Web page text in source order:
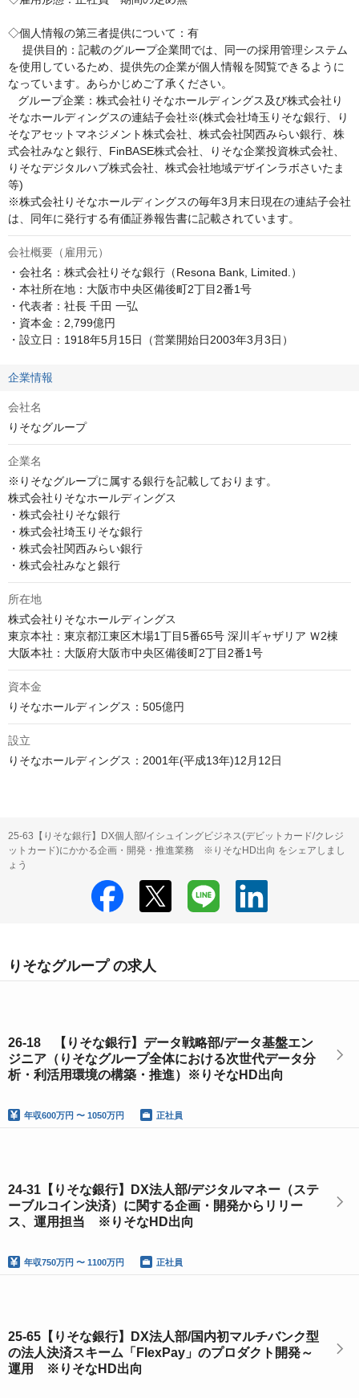
◇個人情報の第三者提供について：有
提供目的：記載のグループ企業間では、同一の採用管理システム
を使用しているため、提供先の企業が個人情報を閲覧できるように
なっています。あらかじめご了承ください。
そなホールディングスの連結子会社※(株式会社埼玉りそな銀行、り
そなアセットマネジメント株式会社、株式会社関西みらい銀行、株
式会社みなと銀行、FinBASE株式会社、りそな企業投資株式会社、
りそなデジタルハブ株式会社、株式会社地域デザインラボさいたま
等)
※株式会社りそなホールディングスの毎年3月末日現在の連結子会社
は、同年に発行する有価証券報告書に記載されています。
会社概要（雇用元）
・会社名：株式会社りそな銀行（Resona Bank, Limited.）
・本社所在地：大阪市中央区備後町2丁目2番1号
・代表者：社長 千田 一弘
・資本金：2,799億円
・設立日：1918年5月15日（営業開始日2003年3月3日）
企業情報
会社名
りそなグループ
企業名
※りそなグループに属する銀行を記載しております。
株式会社りそなホールディングス
・株式会社りそな銀行
・株式会社埼玉りそな銀行
・株式会社関西みらい銀行
・株式会社みなと銀行
所在地
株式会社りそなホールディングス
東京本社：東京都江東区木場1丁目5番65号 深川ギャザリア Ｗ2棟
資本金
設立
りそなホールディングス：2001年(平成13年)12月12日
25-63【りそな銀行】DX個人部/イシュイングビジネス(デビットカード/クレジ
ットカード)にかかる企画・開発・推進業務 ※りそなHD出向 をシェアしまし
ょう
りそなグループ の求人
26-18 【りそな銀行】データ戦略部/データ基盤エン
ジニア（りそなグループ全体における次世代データ分
析・利活用環境の構築・推進）※りそなHD出向
年収600万円 〜 1050万円 正社員
24-31【りそな銀行】DX法人部/デジタルマネー（ステ
ーブルコイン決済）に関する企画・開発からリリー
ス、運用担当 ※りそなHD出向
年収750万円 〜 1100万円 正社員
25-65【りそな銀行】DX法人部/国内初マルチバンク型
の法人決済スキーム「FlexPay」のプロダクト開発～
運用 ※りそなHD出向